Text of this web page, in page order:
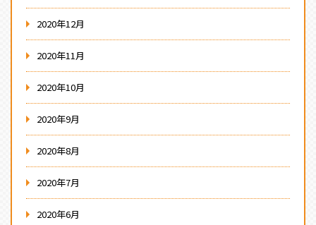
2020年12月
2020年11月
2020年10月
2020年9月
2020年8月
2020年7月
2020年6月